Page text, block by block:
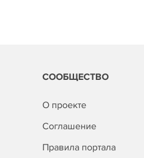
СООБЩЕСТВО
О проекте
Соглашение
Правила портала